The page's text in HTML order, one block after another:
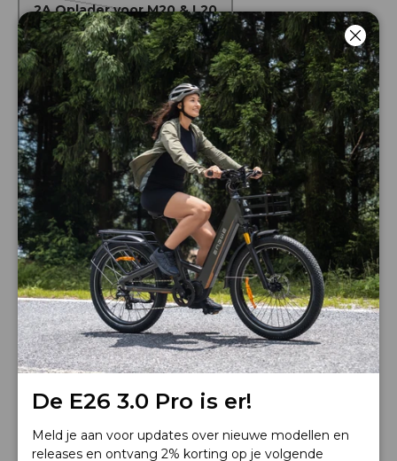
2A Oplader voor M20 & L20
2A Oplader voor EP-2 PRO & Engine X
Aantal
+
Meld mij wanneer weer op
voorraad
Winkel met vertrouwen!
100% bescherming tegen verzendproblemen
WORRY-FREE PURCHASE® DOOR seel
FAQ
De E26 3.0 Pro is er!
Meld je aan voor updates over nieuwe modellen en
releases en ontvang 2% korting op je volgende